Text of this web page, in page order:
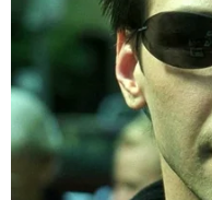
23 May 2023 | 13:35 h
Juliana Oxenford